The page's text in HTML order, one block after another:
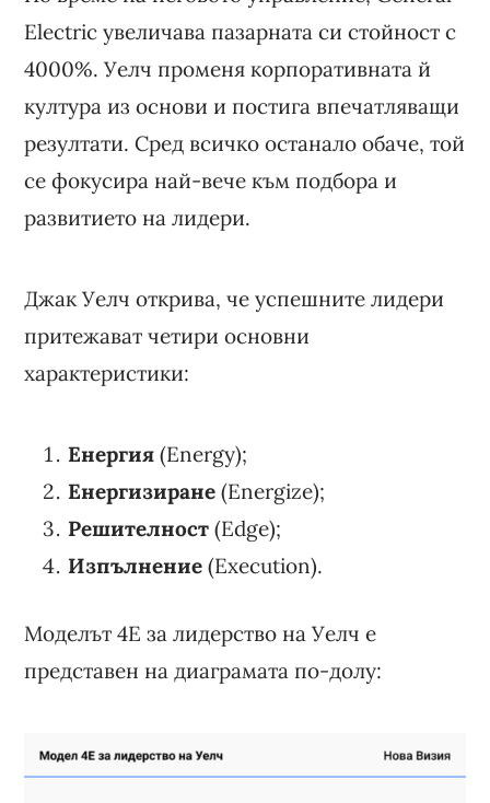
Electric увеличава пазарната си стойност с
4000%. Уелч променя корпоративната й
култура из основи и постига впечатляващи
резултати. Сред всичко останало обаче, той
се фокусира най-вече към подбора и
развитието на лидери.
Джак Уелч открива, че успешните лидери
притежават четири основни
характеристики:
Енергия (Energy);
Енергизиране (Energize);
Решителност (Edge);
Изпълнение (Execution).
Моделът 4E за лидерство на Уелч е
представен на диаграмата по-долу: